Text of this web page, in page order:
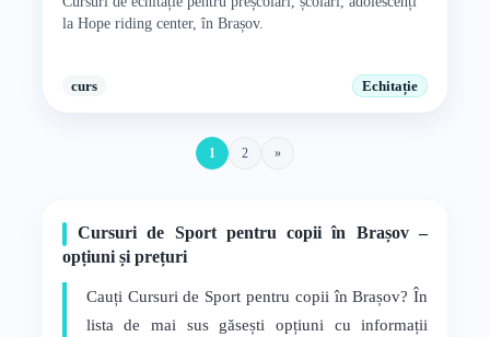
la Hope riding center, în Brașov.
curs Echitație
1 2 »
Cursuri de Sport pentru copii în Brașov –
opțiuni și prețuri
Cauți Cursuri de Sport pentru copii în Brașov? În
lista de mai sus găsești opțiuni cu informații